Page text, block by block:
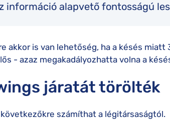
információ alapvető fontosságú
akkor is van lehetőség, ha a késés miatt
- azaz megakadályozhatta volna a
járatát törölték
számíthat a légitársaságtól.